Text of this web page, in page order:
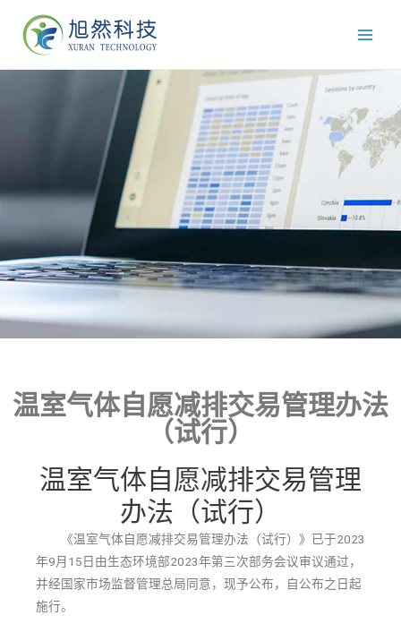
温室气体自愿减排交易管理办法
（试行）
温室气体自愿减排交易管理
办法（试行）
《温室气体自愿减排交易管理办法（试行）》已于2023
年9月15日由生态环境部2023年第三次部务会议审议通过，
并经国家市场监督管理总局同意，现予公布，自公布之日起
施行。